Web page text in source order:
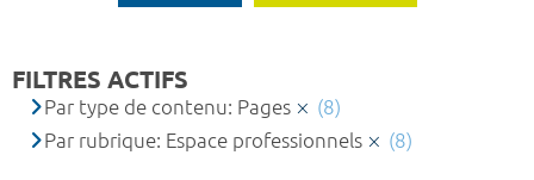
FILTRES ACTIFS
Par type de contenu: Pages
(8)
Par rubrique: Espace professionnels
(8)